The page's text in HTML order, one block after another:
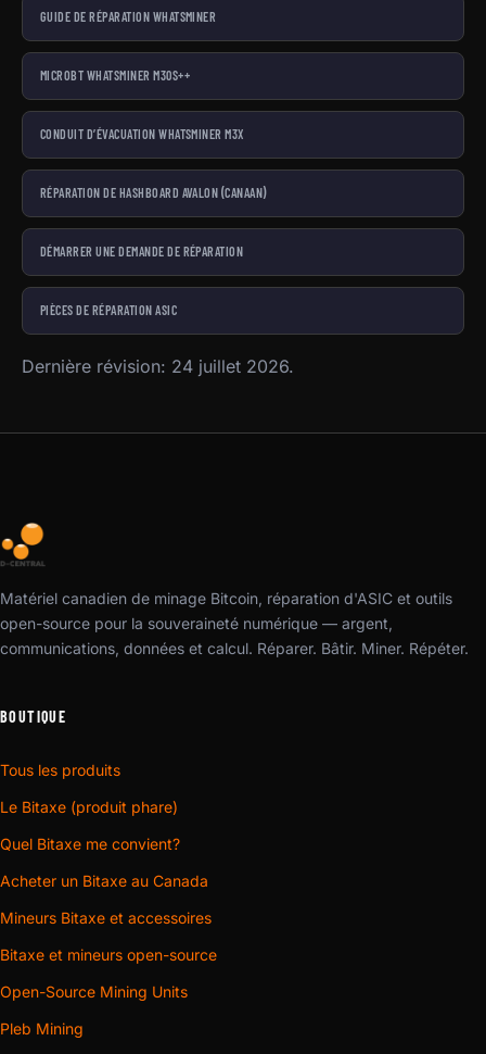
GUIDE DE RÉPARATION WHATSMINER
MICROBT WHATSMINER M30S++
CONDUIT D’ÉVACUATION WHATSMINER M3X
RÉPARATION DE HASHBOARD AVALON (CANAAN)
DÉMARRER UNE DEMANDE DE RÉPARATION
PIÈCES DE RÉPARATION ASIC
Dernière révision: 24 juillet 2026.
Matériel canadien de minage Bitcoin, réparation d'ASIC et outils
open-source pour la souveraineté numérique — argent,
communications, données et calcul. Réparer. Bâtir. Miner. Répéter.
BOUTIQUE
Tous les produits
Le Bitaxe (produit phare)
Quel Bitaxe me convient?
Acheter un Bitaxe au Canada
Mineurs Bitaxe et accessoires
Bitaxe et mineurs open-source
Open-Source Mining Units
Pleb Mining